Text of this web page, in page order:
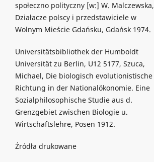
społeczno polityczny [w:] W. Malczewska,
Działacze polscy i przedstawiciele w
Wolnym Mieście Gdańsku, Gdańsk 1974.
Universitätsbibliothek der Humboldt
Universität zu Berlin, U12 5177, Szuca,
Michael, Die biologisch evolutionistische
Richtung in der Nationalökonomie. Eine
Sozialphilosophische Studie aus d.
Grenzgebiet zwischen Biologie u.
Wirtschaftslehre, Posen 1912.
Źródła drukowane